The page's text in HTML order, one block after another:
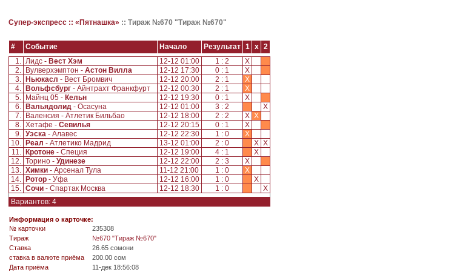
Супер-экспресс :: «Пятнашка» :: Тираж №670 "Тираж №670"
# Событие Начало Результат 1 x
2
1. Лидс - Вест Хэм 12-12 01:00 1 : 2
X
2.
Вулверхэмптон - Астон Вилла 12-12 17:30 0 : 1
X
3.
Ньюкасл - Вест Бромвич 12-12 20:00 2 : 1
X
4.
Вольфсбург - Айнтрахт Франкфурт 12-12 00:30 2 : 1
X
5.
Майнц 05 - Кельн 12-12 19:30 0 : 1
X
6.
Вальядолид - Осасуна 12-12 01:00 3 : 2
X
7.
Валенсия - Атлетик Бильбао 12-12 18:00 2 : 2 X X
8. Хетафе - Севилья 12-12 20:15 0 : 1
X
9. Уэска - Алавес 12-12 22:30 1 : 0
X
10.
Реал - Атлетико Мадрид 13-12 01:00 2 : 0 X X
11.
Кротоне - Специя 12-12 19:00 4 : 1
X
12. Торино - Удинезе 12-12 22:00 2 : 3
X
13. Химки - Арсенал Тула 11-12 21:00 1 : 0
X
14.
Ротор - Уфа 12-12 16:00 1 : 0
X
15. Сочи - Спартак Москва 12-12 18:30 1 : 0
X
Вариантов: 4
Информация о карточке:
№ карточки
235308
Tираж
№670 "Тираж №670"
Ставка
26.65 сомони
ставка в валюте приёма
200.00 сом
Дата приёма
11-дек 18:56:08